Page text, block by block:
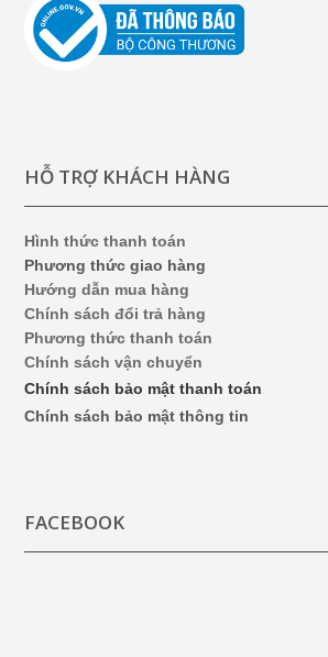
HỖ TRỢ KHÁCH HÀNG
Hình thức thanh toán
Phương thức giao hàng
Hướng dẫn mua hàng
Chính sách đổi trả hàng
Phương thức thanh toán
Chính sách vận chuyển
Chính sách bảo mật thanh toán
Chính sách bảo mật thông tin
FACEBOOK